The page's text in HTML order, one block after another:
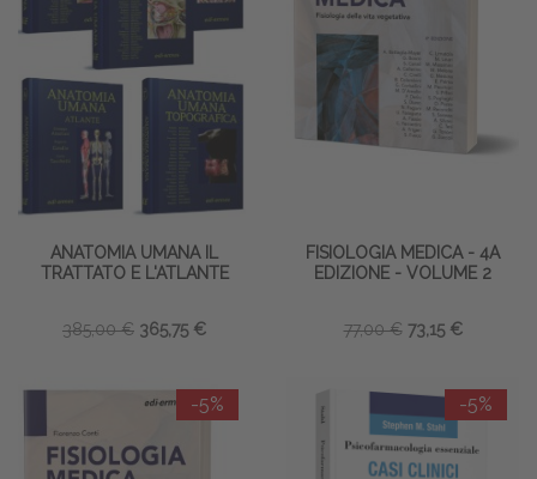
ANATOMIA UMANA IL
TRATTATO E L'ATLANTE
385,00 € 365,75 €
FISIOLOGIA MEDICA - 4A
EDIZIONE - VOLUME 2
77,00 € 73,15 €
-5% -5%